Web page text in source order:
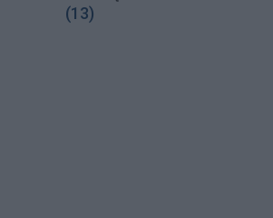
(13)